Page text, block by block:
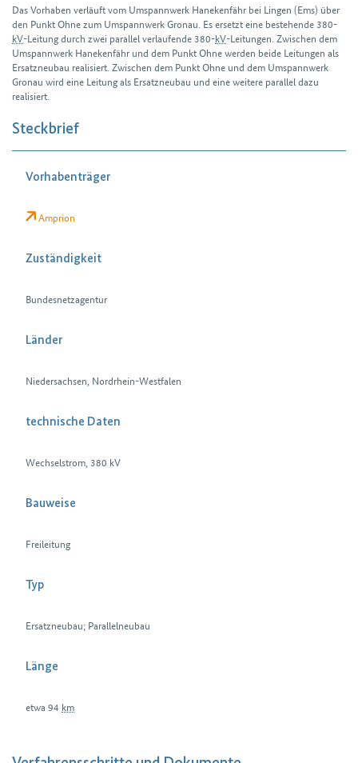
Das Vorhaben verläuft vom Umspann­werk Hanekenfähr bei Lingen (Ems) über
den Punkt Ohne zum Umspann­werk Gronau. Es ersetzt eine bestehende 380-
kV-Leitung durch zwei parallel verlaufende 380-kV-Leitungen. Zwischen dem
Umspann­werk Hanekenfähr und dem Punkt Ohne werden beide Leitungen als
Ersatz­neubau realisiert. Zwischen dem Punkt Ohne und dem Umspann­werk
Gronau wird eine Leitung als Ersatz­neubau und eine weitere parallel dazu
realisiert.
Steckbrief
Vorhabenträger
Amprion
Zuständigkeit
Bundesnetzagentur
Länder
Niedersachsen, Nordrhein-Westfalen
technische Daten
Wechselstrom, 380 kV
Bauweise
Freileitung
Typ
Ersatzneubau; Parallelneubau
Länge
etwa 94 km